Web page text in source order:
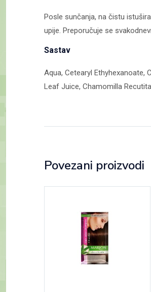
Posle sunčanja, na čistu
upije. Preporučuje se
Sastav
Aqua, Cetearyl Ethyhexanoate,
Leaf Juice, Chamomilla
Povezani proizvodi